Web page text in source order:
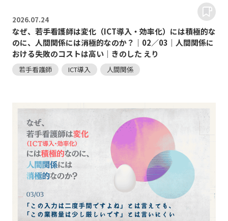
2026.07.24
なぜ、若手看護師は変化（ICT導入・効率化）には積極的な
のに、人間関係には消極的なのか？｜02／03｜人間関係に
おける失敗のコストは高い｜きのした えり
若手看護師 ICT導入 人間関係